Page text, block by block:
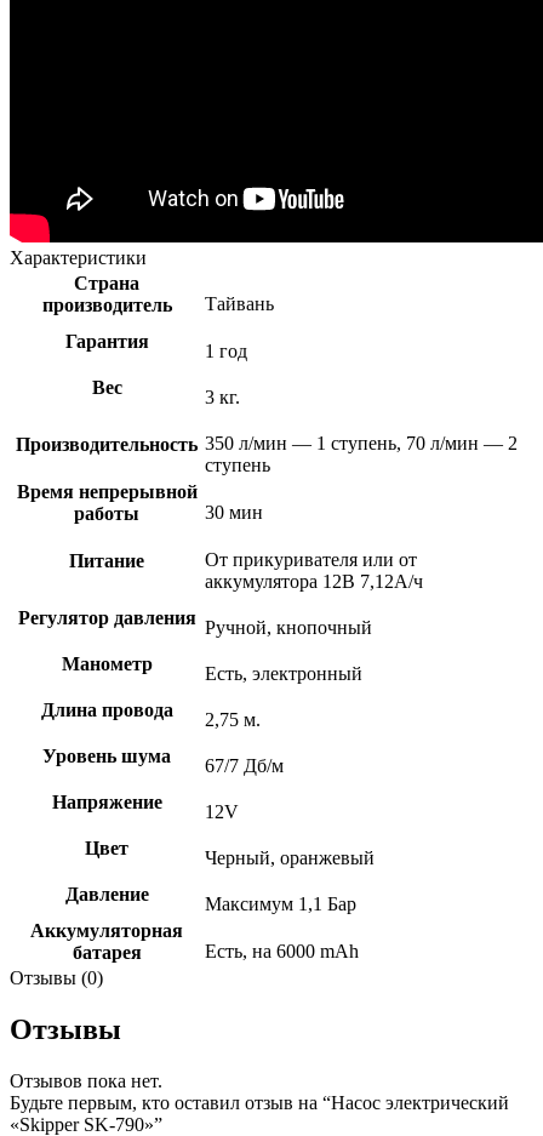
Характеристики
Страна
производитель
Тайвань
Гарантия
1 год
Вес
3 кг.
Производительность 350 л/мин — 1 ступень, 70 л/мин — 2
ступень
Время непрерывной
работы
30 мин
Питание
От прикуривателя или от
аккумулятора 12В 7,12А/ч
Регулятор давления Ручной, кнопочный
Манометр
Есть, электронный
Длина провода
2,75 м.
Уровень шума
67/7 Дб/м
Напряжение
12V
Цвет
Черный, оранжевый
Давление
Максимум 1,1 Бар
Аккумуляторная
батарея
Есть, на 6000 mAh
Отзывы (0)
Отзывы
Отзывов пока нет.
Будьте первым, кто оставил отзыв на “Насос электрический
«Skipper SK-790»”